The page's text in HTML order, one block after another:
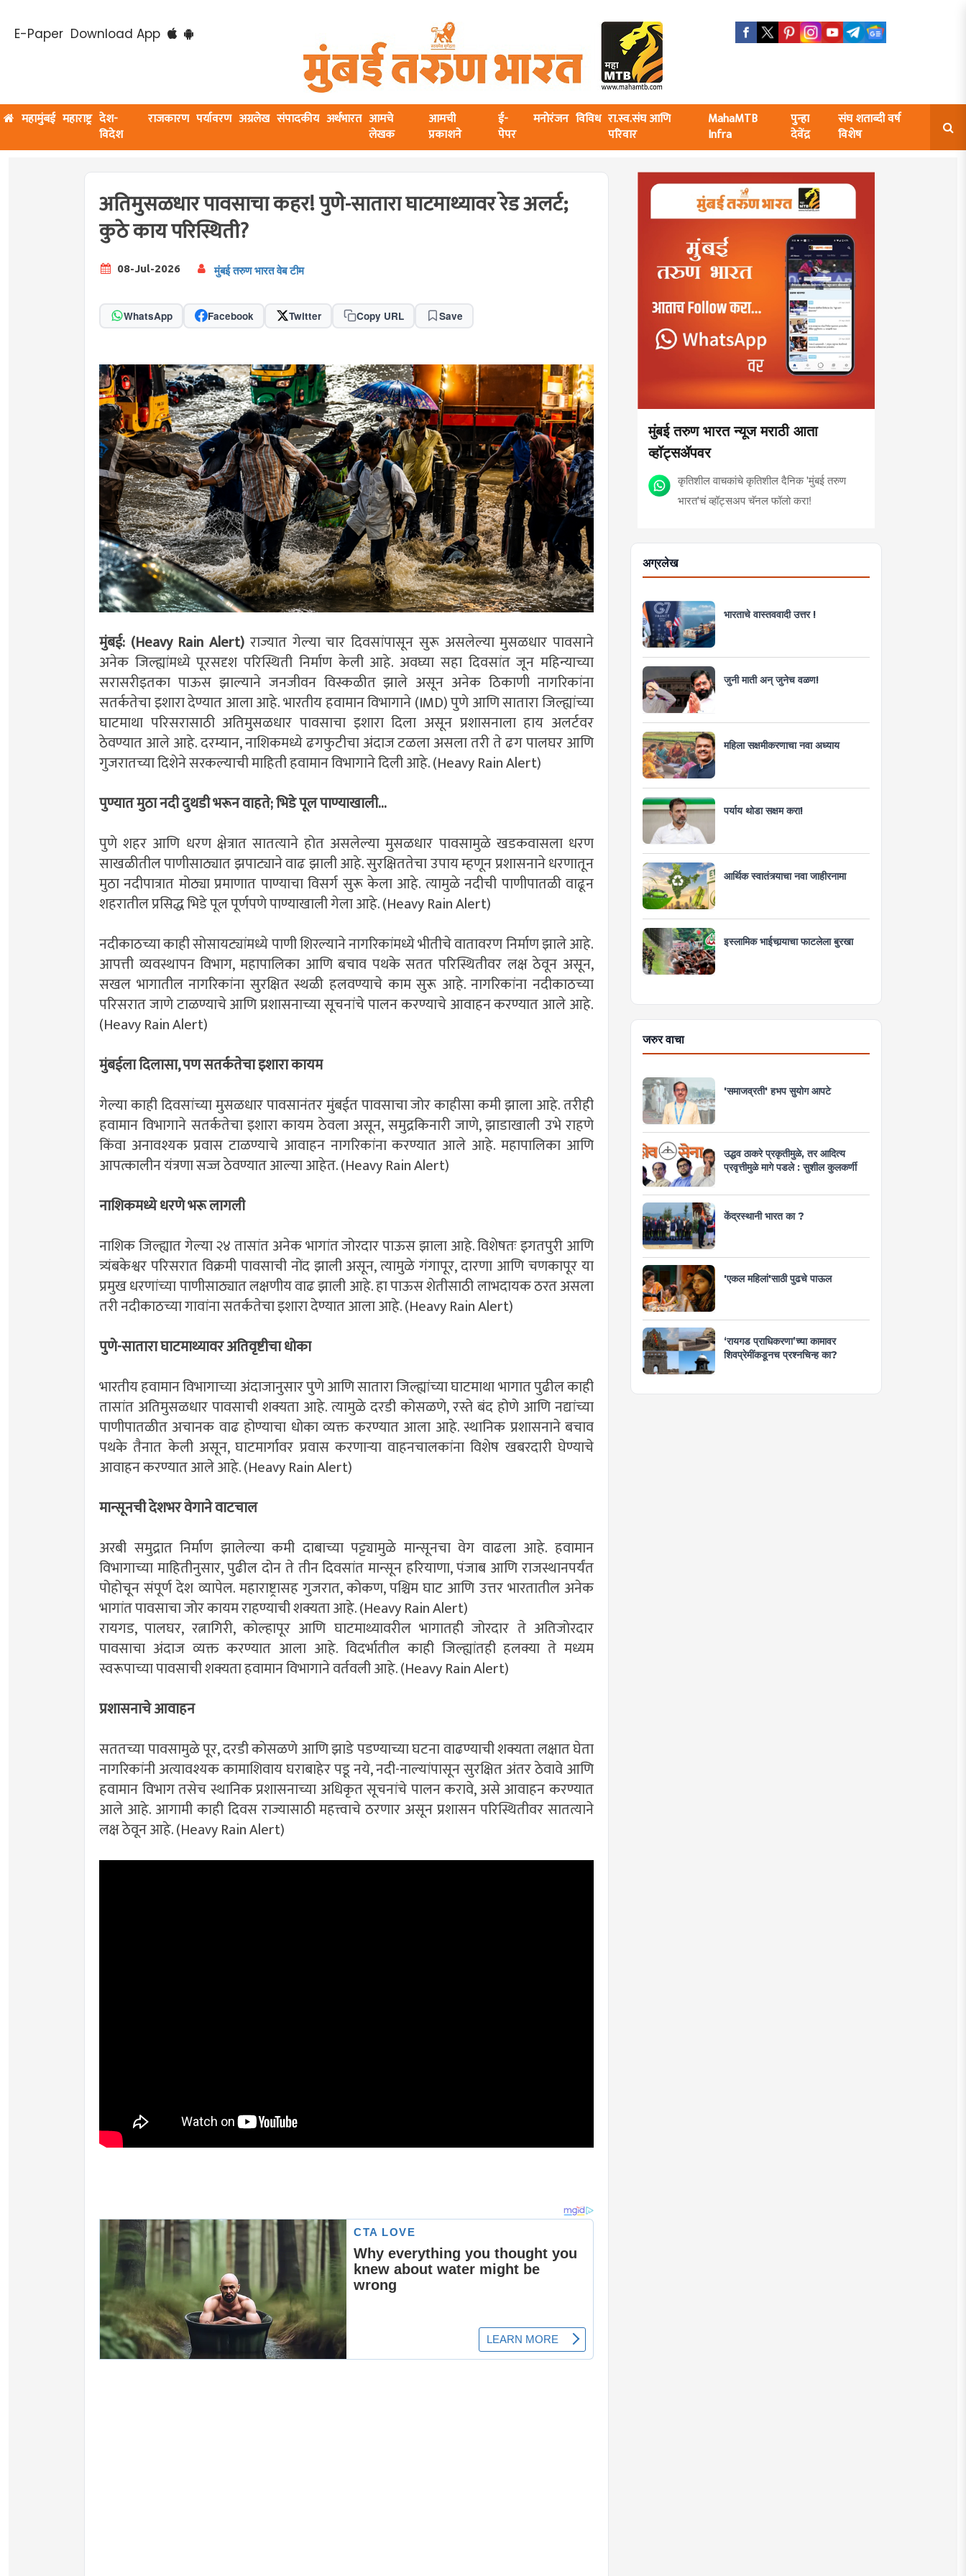
E-Paper Download App
महामुंबई महाराष्ट्र देश-
विदेश
राजकारण पर्यावरण अग्रलेख संपादकीय अर्थभारत आमचे
लेखक
आमची
प्रकाशने
ई-
पेपर
मनोरंजन विविध रा.स्व.संघ आणि
परिवार
MahaMTB
Infra
पुन्हा
देवेंद्र
संघ शताब्दी वर्ष
विशेष
अतिमुसळधार पावसाचा कहर! पुणे-सातारा घाटमाथ्यावर रेड अलर्ट;
कुठे काय परिस्थिती?
08-Jul-2026 मुंबई तरुण भारत वेब टीम
WhatsApp Facebook Twitter Copy URL Save
मुंबई: (Heavy Rain Alert) राज्यात गेल्या चार दिवसांपासून सुरू असलेल्या मुसळधार पावसाने
अनेक जिल्ह्यांमध्ये पूरसदृश परिस्थिती निर्माण केली आहे. अवघ्या सहा दिवसांत जून महिन्याच्या
सरासरीइतका पाऊस झाल्याने जनजीवन विस्कळीत झाले असून अनेक ठिकाणी नागरिकांना
सतर्कतेचा इशारा देण्यात आला आहे. भारतीय हवामान विभागाने (IMD) पुणे आणि सातारा जिल्ह्यांच्या
घाटमाथा परिसरासाठी अतिमुसळधार पावसाचा इशारा दिला असून प्रशासनाला हाय अलर्टवर
ठेवण्यात आले आहे. दरम्यान, नाशिकमध्ये ढगफुटीचा अंदाज टळला असला तरी ते ढग पालघर आणि
गुजरातच्या दिशेने सरकल्याची माहिती हवामान विभागाने दिली आहे. (Heavy Rain Alert)
पुण्यात मुठा नदी दुथडी भरून वाहते; भिडे पूल पाण्याखाली...
पुणे शहर आणि धरण क्षेत्रात सातत्याने होत असलेल्या मुसळधार पावसामुळे खडकवासला धरण
साखळीतील पाणीसाठ्यात झपाट्याने वाढ झाली आहे. सुरक्षिततेचा उपाय म्हणून प्रशासनाने धरणातून
मुठा नदीपात्रात मोठ्या प्रमाणात पाण्याचा विसर्ग सुरू केला आहे. त्यामुळे नदीची पाणीपातळी वाढून
शहरातील प्रसिद्ध भिडे पूल पूर्णपणे पाण्याखाली गेला आहे. (Heavy Rain Alert)
नदीकाठच्या काही सोसायट्यांमध्ये पाणी शिरल्याने नागरिकांमध्ये भीतीचे वातावरण निर्माण झाले आहे.
आपत्ती व्यवस्थापन विभाग, महापालिका आणि बचाव पथके सतत परिस्थितीवर लक्ष ठेवून असून,
सखल भागातील नागरिकांना सुरक्षित स्थळी हलवण्याचे काम सुरू आहे. नागरिकांना नदीकाठच्या
परिसरात जाणे टाळण्याचे आणि प्रशासनाच्या सूचनांचे पालन करण्याचे आवाहन करण्यात आले आहे.
(Heavy Rain Alert)
मुंबईला दिलासा, पण सतर्कतेचा इशारा कायम
गेल्या काही दिवसांच्या मुसळधार पावसानंतर मुंबईत पावसाचा जोर काहीसा कमी झाला आहे. तरीही
हवामान विभागाने सतर्कतेचा इशारा कायम ठेवला असून, समुद्रकिनारी जाणे, झाडाखाली उभे राहणे
किंवा अनावश्यक प्रवास टाळण्याचे आवाहन नागरिकांना करण्यात आले आहे. महापालिका आणि
आपत्कालीन यंत्रणा सज्ज ठेवण्यात आल्या आहेत. (Heavy Rain Alert)
नाशिकमध्ये धरणे भरू लागली
नाशिक जिल्ह्यात गेल्या २४ तासांत अनेक भागांत जोरदार पाऊस झाला आहे. विशेषतः इगतपुरी आणि
त्र्यंबकेश्वर परिसरात विक्रमी पावसाची नोंद झाली असून, त्यामुळे गंगापूर, दारणा आणि चणकापूर या
प्रमुख धरणांच्या पाणीसाठ्यात लक्षणीय वाढ झाली आहे. हा पाऊस शेतीसाठी लाभदायक ठरत असला
तरी नदीकाठच्या गावांना सतर्कतेचा इशारा देण्यात आला आहे. (Heavy Rain Alert)
पुणे-सातारा घाटमाथ्यावर अतिवृष्टीचा धोका
भारतीय हवामान विभागाच्या अंदाजानुसार पुणे आणि सातारा जिल्ह्यांच्या घाटमाथा भागात पुढील काही
तासांत अतिमुसळधार पावसाची शक्यता आहे. त्यामुळे दरडी कोसळणे, रस्ते बंद होणे आणि नद्यांच्या
पाणीपातळीत अचानक वाढ होण्याचा धोका व्यक्त करण्यात आला आहे. स्थानिक प्रशासनाने बचाव
पथके तैनात केली असून, घाटमार्गावर प्रवास करणाऱ्या वाहनचालकांना विशेष खबरदारी घेण्याचे
आवाहन करण्यात आले आहे. (Heavy Rain Alert)
मान्सूनची देशभर वेगाने वाटचाल
अरबी समुद्रात निर्माण झालेल्या कमी दाबाच्या पट्ट्यामुळे मान्सूनचा वेग वाढला आहे. हवामान
विभागाच्या माहितीनुसार, पुढील दोन ते तीन दिवसांत मान्सून हरियाणा, पंजाब आणि राजस्थानपर्यंत
पोहोचून संपूर्ण देश व्यापेल. महाराष्ट्रासह गुजरात, कोकण, पश्चिम घाट आणि उत्तर भारतातील अनेक
भागांत पावसाचा जोर कायम राहण्याची शक्यता आहे. (Heavy Rain Alert)
रायगड, पालघर, रत्नागिरी, कोल्हापूर आणि घाटमाथ्यावरील भागातही जोरदार ते अतिजोरदार
पावसाचा अंदाज व्यक्त करण्यात आला आहे. विदर्भातील काही जिल्ह्यांतही हलक्या ते मध्यम
स्वरूपाच्या पावसाची शक्यता हवामान विभागाने वर्तवली आहे. (Heavy Rain Alert)
प्रशासनाचे आवाहन
सततच्या पावसामुळे पूर, दरडी कोसळणे आणि झाडे पडण्याच्या घटना वाढण्याची शक्यता लक्षात घेता
नागरिकांनी अत्यावश्यक कामाशिवाय घराबाहेर पडू नये, नदी-नाल्यांपासून सुरक्षित अंतर ठेवावे आणि
हवामान विभाग तसेच स्थानिक प्रशासनाच्या अधिकृत सूचनांचे पालन करावे, असे आवाहन करण्यात
आले आहे. आगामी काही दिवस राज्यासाठी महत्त्वाचे ठरणार असून प्रशासन परिस्थितीवर सातत्याने
लक्ष ठेवून आहे. (Heavy Rain Alert)
मुंबई तरुण भारत न्यूज मराठी आता
व्हॉट्सॲपवर
कृतिशील वाचकांचे कृतिशील दैनिक 'मुंबई तरुण
भारत'चं व्हॉट्सअप चॅनल फॉलो करा!
अग्रलेख
भारताचे वास्तववादी उत्तर !
जुनी माती अन् जुनेच वळण!
महिला सक्षमीकरणाचा नवा अध्याय
पर्याय थोडा सक्षम करा!
आर्थिक स्वातंत्र्याचा नवा जाहीरनामा
इस्लामिक भाईचार्‍याचा फाटलेला बुरखा
जरुर वाचा
'समाजव्रती' हभप सुयोग आपटे
उद्धव ठाकरे प्रकृतीमुळे, तर आदित्य
प्रवृत्तीमुळे मागे पडले : सुशील कुलकर्णी
केंद्रस्थानी भारत का ?
'एकल महिलां'साठी पुढचे पाऊल
‘रायगड प्राधिकरणा’च्या कामावर
शिवप्रेमींकडूनच प्रश्नचिन्ह का?